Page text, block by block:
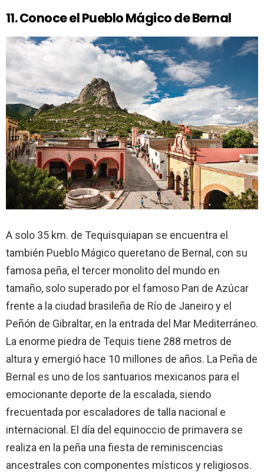
11. Conoce el Pueblo Mágico de Bernal
A solo 35 km. de Tequisquiapan se encuentra el
también Pueblo Mágico queretano de Bernal, con su
famosa peña, el tercer monolito del mundo en
tamaño, solo superado por el famoso Pan de Azúcar
frente a la ciudad brasileña de Río de Janeiro y el
Peñón de Gibraltar, en la entrada del Mar Mediterráneo.
La enorme piedra de Tequis tiene 288 metros de
altura y emergió hace 10 millones de años. La Peña de
Bernal es uno de los santuarios mexicanos para el
emocionante deporte de la escalada, siendo
frecuentada por escaladores de talla nacional e
internacional. El día del equinoccio de primavera se
realiza en la peña una fiesta de reminiscencias
ancestrales con componentes místicos y religiosos.